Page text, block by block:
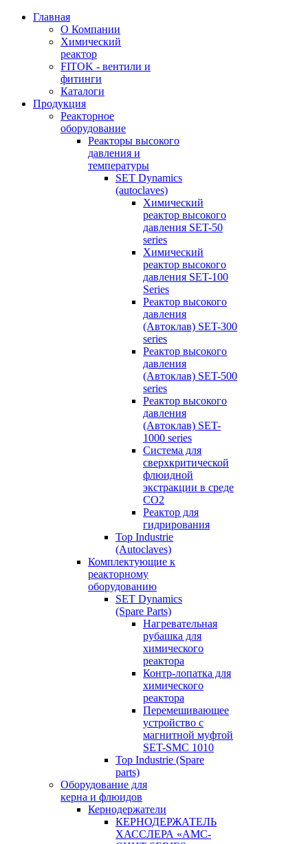
Главная
О Компании
Химический
реактор
FITOK - вентили и
фитинги
Каталоги
Продукция
Реакторное
оборудование
Реакторы высокого
давления и
температуры
SET Dynamics
(autoclaves)
Химический
реактор высокого
давления SET-50
series
Химический
реактор высокого
давления SET-100
Series
Реактор высокого
давления
(Автоклав) SET-300
series
Реактор высокого
давления
(Автоклав) SET-500
series
Реактор высокого
давления
(Автоклав) SET-
1000 series
Система для
сверхкритической
флюидной
экстракции в среде
СО2
Реактор для
гидрирования
Top Industrie
(Autoclaves)
Комплектующие к
реакторному
оборудованию
SET Dynamics
(Spare Parts)
Нагревательная
рубашка для
химического
реактора
Контр-лопатка для
химического
реактора
Перемешивающее
устройство с
магнитной муфтой
SET-SMC 1010
Top Industrie (Spare
parts)
Оборудование для
керна и флюидов
Кернодержатели
КЕРНОДЕРЖАТЕЛЬ
ХАССЛЕРА «AMC-